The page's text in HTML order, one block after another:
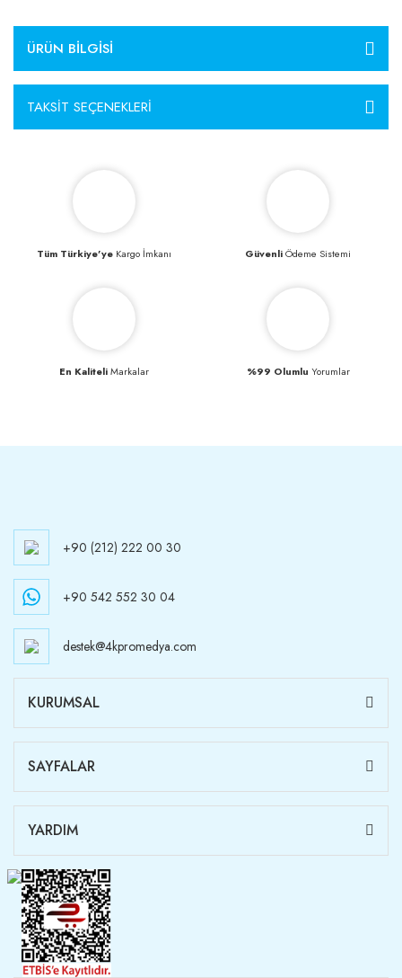
ÜRÜN BILGISI
TAKSIT SEÇENEKLERI
Tüm Türkiye’yeKargo İmkanı GüvenliÖdeme Sistemi
En KaliteliMarkalar %99 Olumlu Yorumlar
+90 (212) 222 00 30
+90 542 552 30 04
destek@4kpromedya.com
KURUMSAL
SAYFALAR
YARDIM